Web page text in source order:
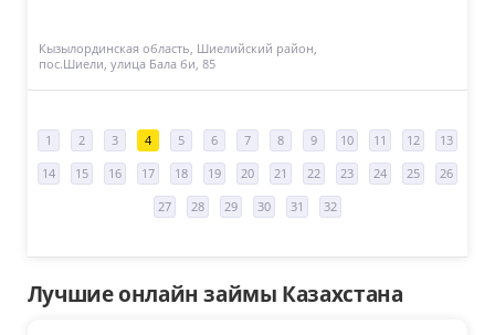
Кызылординская область, Шиелийский район,
пос.Шиели, улица Бала би, 85
1 2 3 4 5 6 7 8 9 10 11 12 13
14 15 16 17 18 19 20 21 22 23 24 25 26
27 28 29 30 31 32
Лучшие онлайн займы Казахстана